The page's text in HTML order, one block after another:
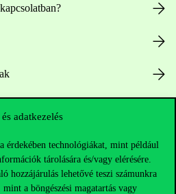
adatkezelés
érdekében technológiákat, mint például
tárolására és/vagy elérésére.
hozzájárulás lehetővé teszi számunkra
a böngészési magatartás vagy